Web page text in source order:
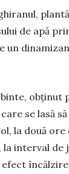
de apă
un
se lasă
la două
interval